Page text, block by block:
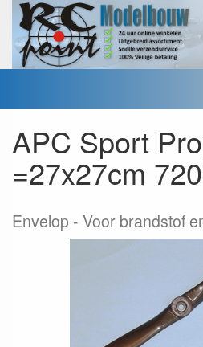
APC Sport
=27x27cm
Envelop Voor brandstof